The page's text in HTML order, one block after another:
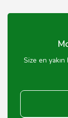
kurumunuzla
Size en